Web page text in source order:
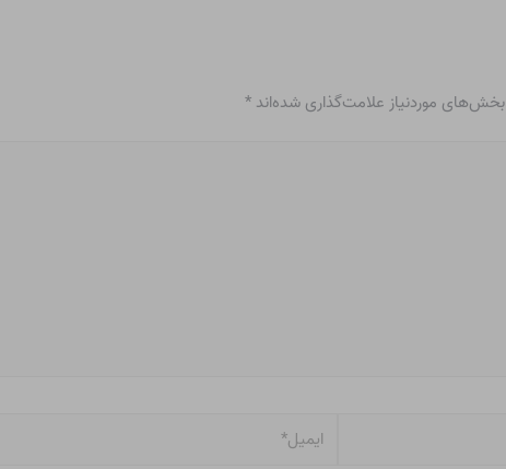
بخش‌های موردنیاز علامت‌گذاری شده‌اند*